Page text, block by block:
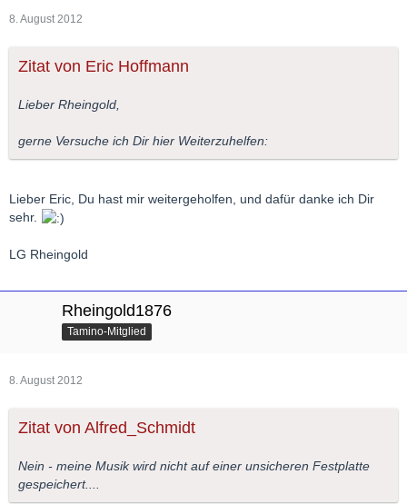
8. August 2012
Zitat von Eric Hoffmann
Lieber Rheingold,
gerne Versuche ich Dir hier Weiterzuhelfen:
Lieber Eric, Du hast mir weitergeholfen, und dafür danke ich Dir
sehr.
LG Rheingold
Rheingold1876
Tamino-Mitglied
8. August 2012
Zitat von Alfred_Schmidt
Nein - meine Musik wird nicht auf einer unsicheren Festplatte
gespeichert....